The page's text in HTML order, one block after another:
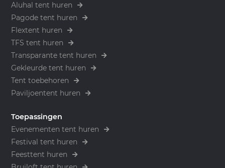
Aluhal tent huren
Pagode tent huren
Flextent huren
TFS tent huren
Transparante tent huren
Gekleurde tent huren
Tent toebehoren
Paviljoentent huren
Toepassingen
Evenementen tent huren
Festival tent huren
Feesttent huren